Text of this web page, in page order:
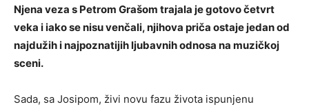
Njena veza s Petrom Grašom trajala je gotovo četvrt
veka i iako se nisu venčali, njihova priča ostaje jedan od
najdužih i najpoznatijih ljubavnih odnosa na muzičkoj
sceni.
Sada, sa Josipom, živi novu fazu života ispunjenu